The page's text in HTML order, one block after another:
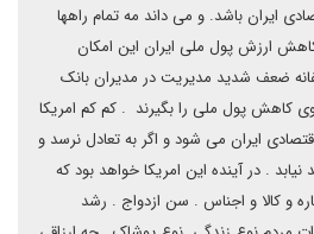
ایران باشد. و می داند مه تمام راهها
ارزش پول ملی ایران این امکان
ضعف شدید مدیریت در مدیران بانک
کاهش پول ملی را بگیرند ‌ . کم کم امریکا
ایران می شود و اگر به تعادل نرسد و
. در آینده این امریکا خواهد بود که
و کالا و اجناس . سن ازدواج . رشد